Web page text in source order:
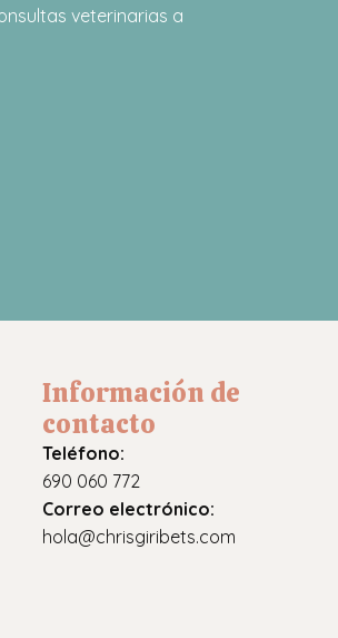
veterinarias a
Información de
contacto
Teléfono:
690 060 772
Correo electrónico:
hola@chrisgiribets.com